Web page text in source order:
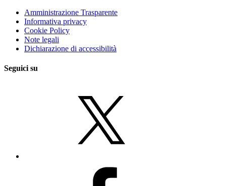
Amministrazione Trasparente
Informativa privacy
Cookie Policy
Note legali
Dichiarazione di accessibilità
Seguici su